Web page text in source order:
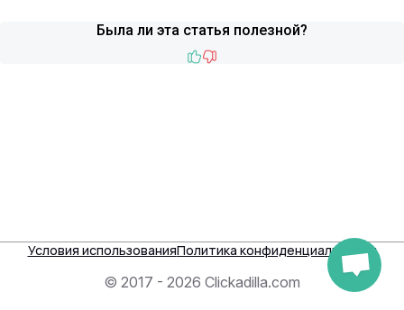
Была ли эта статья полезной?
LikeDislike
Условия использованияПолитика конфиденциальности
© 2017 - 2026 Clickadilla.com